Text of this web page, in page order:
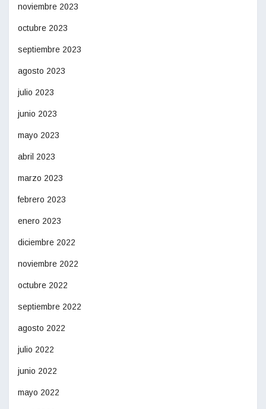
noviembre 2023
octubre 2023
septiembre 2023
agosto 2023
julio 2023
junio 2023
mayo 2023
abril 2023
marzo 2023
febrero 2023
enero 2023
diciembre 2022
noviembre 2022
octubre 2022
septiembre 2022
agosto 2022
julio 2022
junio 2022
mayo 2022